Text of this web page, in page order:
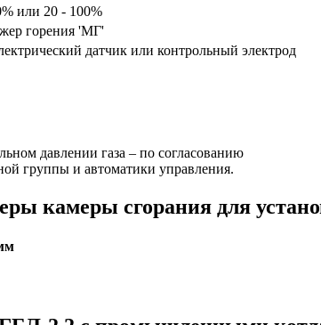
или 20 - 100%
горения 'МГ'
датчик или контрольный электрод
давлении газа – по согласованию
группы и автоматики управления.
камеры сгорания для